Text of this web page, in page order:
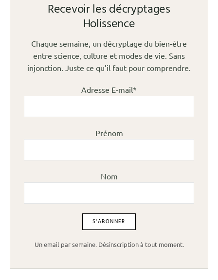
Recevoir les décryptages
Holissence
Chaque semaine, un décryptage du bien-être
entre science, culture et modes de vie. Sans
injonction. Juste ce qu’il faut pour comprendre.
Adresse E-mail*
Prénom
Nom
Un email par semaine. Désinscription à tout moment.